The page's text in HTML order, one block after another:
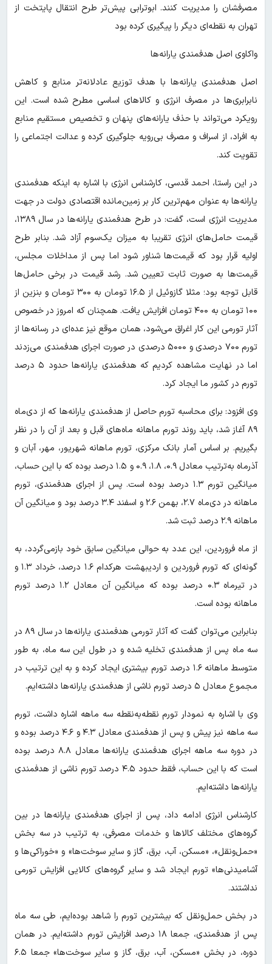
مصرفشان را مدیریت کنند. ابوترابی پیش‌تر طرح‌ انتقال پایتخت از
تهران به نقطه‌ای دیگر را پیگیری کرده بود
واکاوی اصل هدفمندی یارانه‌ها
اصل هدفمندی یارانه‌ها با هدف توزیع عادلانه‌تر منابع و کاهش
نابرابری‌ها در مصرف انرژی و کالاهای اساسی مطرح شده است. این
رویکرد می‌تواند با حذف یارانه‌های پنهان و تخصیص مستقیم منابع
به افراد، از اسراف و مصرف بی‌رویه جلوگیری کرده و عدالت اجتماعی را
تقویت کند.
در این راستا، احمد قدسی، کارشناس انرژی با اشاره به اینکه هدفمندی
یارانه‌ها به‌ عنوان مهم‌ترین کار بر زمین‌مانده اقتصادی دولت در جهت
مدیریت انرژی است، گفت: در طرح هدفمندی یارانه‌ها در سال ۱۳۸۹،
قیمت حامل‌های انرژی تقریبا به میزان یک‌سوم آزاد شد. بنابر طرح
اولیه قرار بود که قیمت‌ها شناور شود اما پس از مداخلات مجلس،
قیمت‌ها به‌ صورت ثابت تعیین شد. رشد قیمت در برخی حامل‌ها
قابل‌ توجه بود؛ مثلا گازوئیل از ۱۶.۵ تومان به ۳۰۰ تومان و بنزین از
۱۰۰ تومان به ۴۰۰ تومان افزایش یافت. همچنان‌ که امروز در خصوص
آثار تورمی این کار اغراق می‌شود، همان موقع نیز عده‌ای در رسانه‌ها از
تورم ۷۰۰ درصدی و ۵۰۰۰ درصدی در صورت اجرای هدفمندی می‌زدند
اما در نهایت مشاهده کردیم که هدفمندی یارانه‌ها حدود ۵ درصد
تورم در کشور ما ایجاد کرد.
وی افزود: برای محاسبه تورم حاصل از هدفمندی یارانه‌ها که از دی‌ماه
۸۹ آغاز شد، باید روند تورم ماهانه ماه‌های قبل و بعد از آن را در نظر
بگیریم. بر اساس آمار بانک مرکزی، تورم ماهانه شهریور، مهر، آبان و
آذرماه به‌ترتیب معادل ۰.۹، ۱.۸، ۰.۹ و ۱.۵ درصد بوده که با این حساب،
میانگین تورم ۱.۳ درصد بوده است. پس از اجرای هدفمندی، تورم
ماهانه در دی‌ماه ۲.۷، بهمن ۲.۶ و اسفند ۳.۴ درصد بود و میانگین آن
ماهانه ۲.۹ درصد ثبت شد.
از ماه فروردین، این عدد به حوالی میانگین سابق خود بازمی‌گردد، به‌
گونه‌ای که تورم فروردین و اردیبهشت هرکدام ۱.۶ درصد، خرداد ۱.۳ و
در تیرماه ۰.۳ درصد بوده که میانگین آن معادل ۱.۲ درصد تورم
ماهانه بوده است.
بنابراین می‌توان گفت که آثار تورمی هدفمندی یارانه‌ها در سال ۸۹ در
سه ماه پس از هدفمندی تخلیه شده و در طول این سه ماه، به‌ طور
متوسط ماهانه ۱.۶ درصد تورم بیشتری ایجاد کرده و به این ترتیب در
مجموع معادل ۵ درصد تورم ناشی از هدفمندی یارانه‌ها داشته‌ایم.
وی با اشاره به نمودار تورم نقطه‌به‌نقطه سه‌ ماهه اشاره داشت، تورم
سه‌ ماهه نیز پیش و پس از هدفمندی معادل ۴.۳ و ۴.۶ درصد بوده و
در دوره سه‌ ماهه اجرای هدفمندی یارانه‌ها معادل ۸.۸ درصد بوده
است که با این حساب، فقط حدود ۴.۵ درصد تورم ناشی از هدفمندی
یارانه‌ها داشته‌ایم.
کارشناس انرژی ادامه داد، پس از اجرای هدفمندی یارانه‌ها در بین
گروه‌های مختلف کالاها و خدمات مصرفی، به‌ ترتیب در سه بخش
«حمل‌ونقل»، «مسکن، آب، برق، گاز و سایر سوخت‌ها» و «خوراکی‌ها و
آشامیدنی‌ها» تورم ایجاد شد و سایر گروه‌های کالایی افزایش تورمی
نداشتند.
در بخش حمل‌ونقل که بیشترین تورم را شاهد بوده‌ایم، طی سه ماه
پس از هدفمندی، جمعا ۱۸ درصد افزایش تورم داشته‌ایم. در همان
دوره، در بخش «مسکن، آب، برق، گاز و سایر سوخت‌ها» جمعا ۶.۵